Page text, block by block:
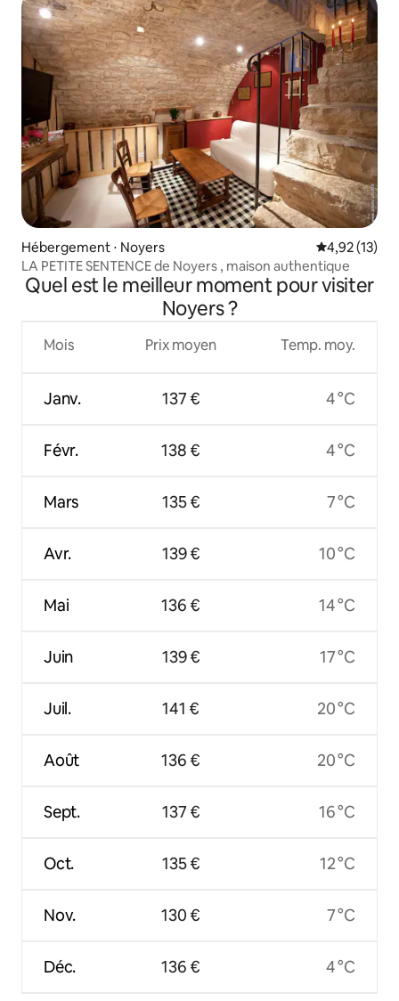
Hébergement ⋅ Noyers Évaluation
4,92 (13)
LA PETITE SENTENCE de Noyers , maison authentique
Quel est le meilleur moment pour visiter
Noyers ?
Mois
Janv.
Févr.
Mars
Avr.
Mai
Juin
Juil.
Août
Sept.
Oct.
Nov.
Déc.
Prix moyen
137 €
138 €
135 €
139 €
136 €
139 €
141 €
136 €
137 €
135 €
130 €
136 €
Temp. moy.
4 °C
4 °C
7 °C
10 °C
14 °C
17 °C
20 °C
20 °C
16 °C
12 °C
7 °C
4 °C